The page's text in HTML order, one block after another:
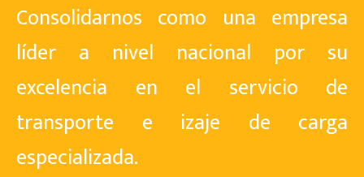
Consolidarnos como una empresa
líder a nivel nacional por su
excelencia en el servicio de
transporte e izaje de carga
especializada.